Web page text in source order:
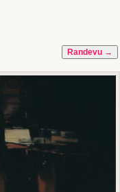
Randevu →